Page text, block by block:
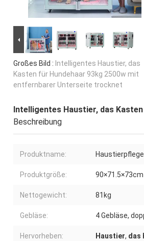
Großes Bild : Intelligentes Haustier, das
Kasten für Hundehaar 93kg 2500w mit
entfernbarer Unterseite trocknet
Intelligentes Haustier, das
Beschreibung
Produktname:
Produktgröße: 90×71.5×73cm
Nettogewicht: 81kg
Gebläse: 4 Gebläse,
Hervorheben: Haustier, das